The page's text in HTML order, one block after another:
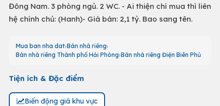
Đông Nam. 3 phòng ngủ. 2 WC. - Ai thiện chí mua thì liên
hệ chính chủ: (Hanh)- Giá bán: 2,1 tỷ. Bao sang tên.
Mua ban nha dat Bán nhà riêng
Bán nhà riêng Thành phố Hải Phòng Bán nhà riêng Điện Biên Phủ
Tiện ích & Đặc điểm
Biến động giá khu vực